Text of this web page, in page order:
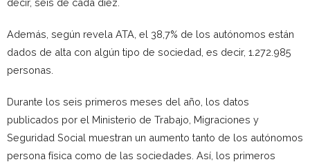
Además, según revela ATA, el 38,7% de los autónomos están
dados de alta con algún tipo de sociedad, es decir, 1.272.985
personas.
Durante los seis primeros meses del año, los datos
publicados por el Ministerio de Trabajo, Migraciones y
Seguridad Social muestran un aumento tanto de los autónomos
persona física como de las sociedades. Así, los primeros